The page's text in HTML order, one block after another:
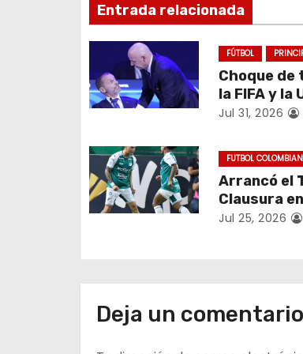
i
ó
n
e
e
r
Entrada relacionada
FÚTBOL
Choque
la FIFA y la
Jul 31, 2026
FUTBOL
Arrancó el
Clausura
Jul 25, 2026
Deja un comentario